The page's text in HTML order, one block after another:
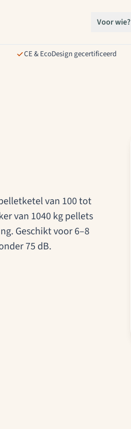
Voor wie?
CE & EcoDesign gecertificeerd
van 100 tot
van 1040 kg pellets
Geschikt voor 6–8
75 dB.